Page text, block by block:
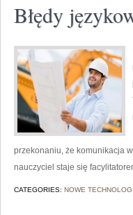
Błędy
przekonaniu, że komunikacja
nauczyciel staje się
CATEGORIES: NOWE